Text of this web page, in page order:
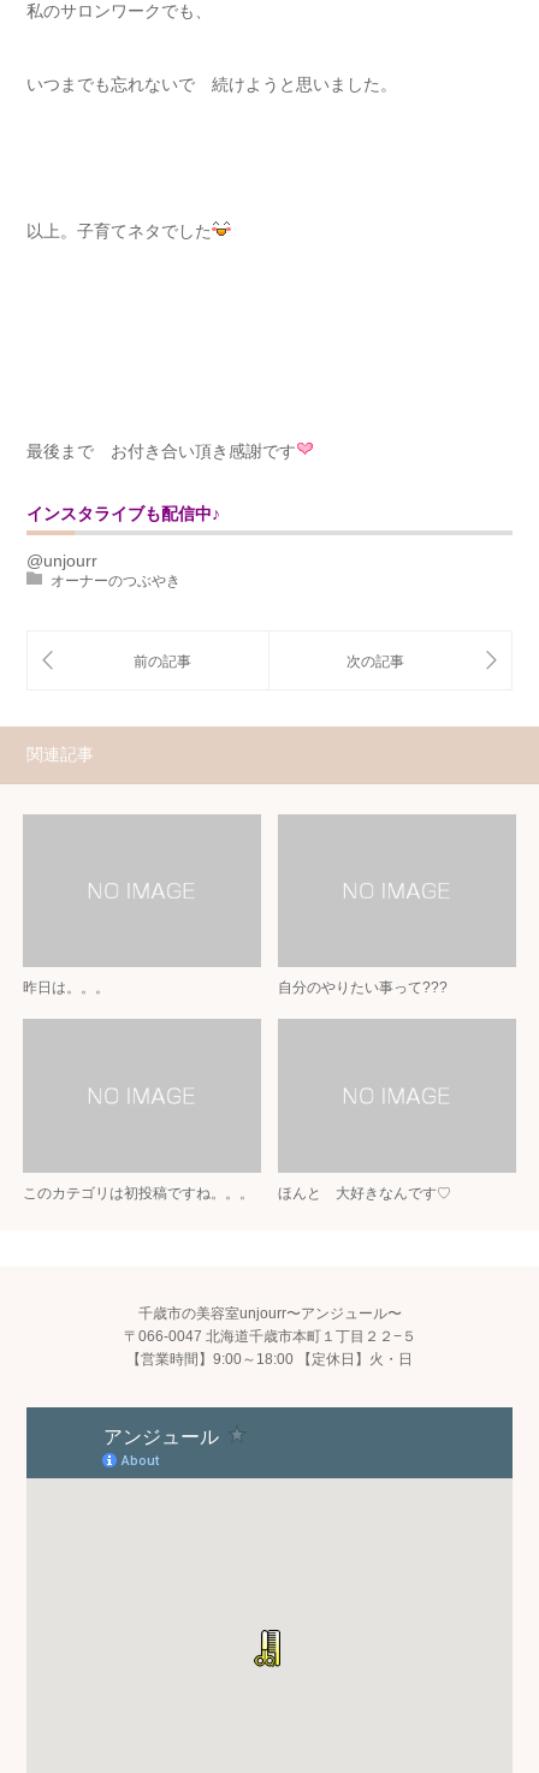
私のサロンワークでも、
いつまでも忘れないで 続けようと思いました。
以上。子育てネタでした
最後まで お付き合い頂き感謝です
インスタライブも配信中♪
@unjourr
オーナーのつぶやき
関連記事
昨日は。。。 自分のやりたい事って???
このカテゴリは初投稿ですね。。。 ほんと 大好きなんです♡
千歳市の美容室unjourr〜アンジュール〜
〒066-0047 北海道千歳市本町１丁目２２−５
【営業時間】9:00～18:00 【定休日】火・日